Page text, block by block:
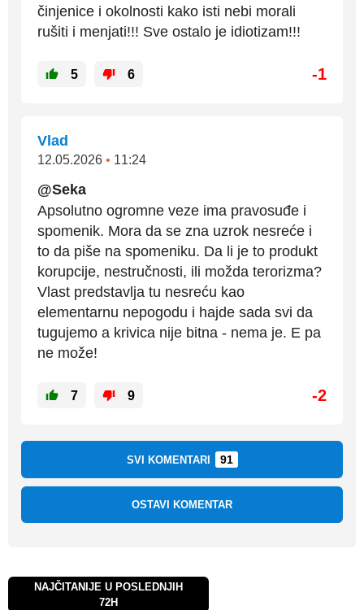
činjenice i okolnosti kako isti nebi morali
rušiti i menjati!!! Sve ostalo je idiotizam!!!
5 6 -1
Vlad
12.05.2026 • 11:24
@Seka
Apsolutno ogromne veze ima pravosuđe i
spomenik. Mora da se zna uzrok nesreće i
to da piše na spomeniku. Da li je to produkt
korupcije, nestručnosti, ili možda terorizma?
Vlast predstavlja tu nesreću kao
elementarnu nepogodu i hajde sada svi da
tugujemo a krivica nije bitna - nema je. E pa
ne može!
7 9 -2
SVI KOMENTARI 91
OSTAVI KOMENTAR
NAJČITANIJE U POSLEDNJIH
72H